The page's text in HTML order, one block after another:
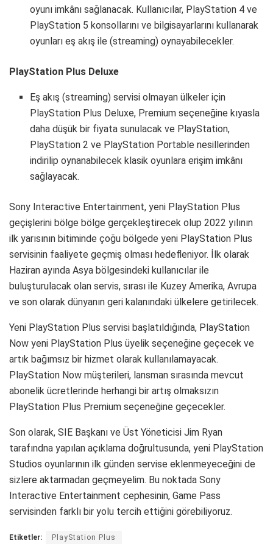
oyunı imkânı sağlanacak. Kullanıcılar, PlayStation 4 ve
PlayStation 5 konsollarını ve bilgisayarlarını kullanarak
oyunları eş akış ile (streaming) oynayabilecekler.
PlayStation Plus Deluxe
Eş akış (streaming) servisi olmayan ülkeler için
PlayStation Plus Deluxe, Premium seçeneğine kıyasla
daha düşük bir fiyata sunulacak ve PlayStation,
PlayStation 2 ve PlayStation Portable nesillerinden
indirilip oynanabilecek klasik oyunlara erişim imkânı
sağlayacak.
Sony Interactive Entertainment, yeni PlayStation Plus
geçişlerini bölge bölge gerçekleştirecek olup 2022 yılının
ilk yarısının bitiminde çoğu bölgede yeni PlayStation Plus
servisinin faaliyete geçmiş olması hedefleniyor. İlk olarak
Haziran ayında Asya bölgesindeki kullanıcılar ile
buluşturulacak olan servis, sırası ile Kuzey Amerika, Avrupa
ve son olarak dünyanın geri kalanındaki ülkelere getirilecek.
Yeni PlayStation Plus servisi başlatıldığında, PlayStation
Now yeni PlayStation Plus üyelik seçeneğine geçecek ve
artık bağımsız bir hizmet olarak kullanılamayacak.
PlayStation Now müşterileri, lansman sırasında mevcut
abonelik ücretlerinde herhangi bir artış olmaksızın
PlayStation Plus Premium seçeneğine geçecekler.
Son olarak, SIE Başkanı ve Üst Yöneticisi Jim Ryan
tarafındna yapılan açıklama doğrultusunda, yeni PlayStation
Studios oyunlarının ilk günden servise eklenmeyeceğini de
sizlere aktarmadan geçmeyelim. Bu noktada Sony
Interactive Entertainment cephesinin, Game Pass
servisinden farklı bir yolu tercih ettiğini görebiliyoruz.
Etiketler: PlayStation Plus